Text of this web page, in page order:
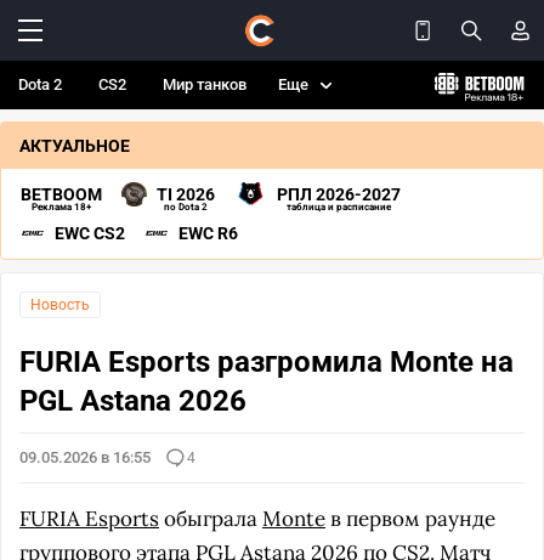
Dota 2 CS2 Мир танков Еще
АКТУАЛЬНОЕ
BETBOOM
Реклама 18+
TI 2026
по Dota 2
РПЛ 2026-2027
таблица и расписание
EWC CS2 EWC R6
Новость
FURIA Esports разгромила Monte на
PGL Astana 2026
09.05.2026 в 16:55 4
FURIA EsportsобыгралаMonteв первом раунде
группового этапа PGL Astana 2026 по CS2. Матч